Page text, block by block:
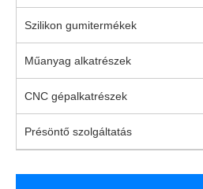
Szilikon gumitermékek
Műanyag alkatrészek
CNC gépalkatrészek
Présöntő szolgáltatás